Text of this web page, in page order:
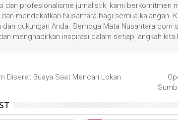
dan profesionalisme jurnalistik, kami berkomitmen
mendekatkan Nusantara bagi semua kalangan.
dan dukungan Anda. Semoga Mata Nusantara.com
menghadirkan inspirasi dalam setiap langkah
Diseret Buaya Saat Mencari Lokan